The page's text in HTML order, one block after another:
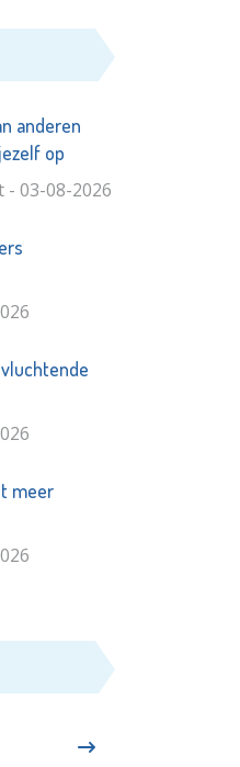
anderen
op
- 03-08-2026
meer